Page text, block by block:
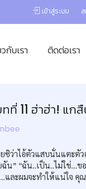
เข้าสู่ระบบ
กับเรา ติดต่อเรา
11 ฮ่าฮ่า! แก
ซิว่าไอ้ตัวแสบนั่นแตะตั
น” "ฉัน..เป็น..ไม่ใช่...
และผมจะทำให้แน่ใจ คุ